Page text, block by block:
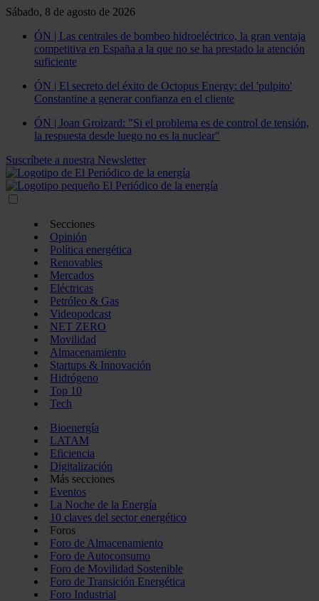
Sábado, 8 de agosto de 2026
ÓN | Las centrales de bombeo hidroeléctrico, la gran ventaja
competitiva en España a la que no se ha prestado la atención
suficiente
ÓN | El secreto del éxito de Octopus Energy: del 'pulpito'
Constantine a generar confianza en el cliente
ÓN | Joan Groizard: "Si el problema es de control de tensión,
la respuesta desde luego no es la nuclear"
Suscríbete a nuestra Newsletter
Secciones
Opinión
Política energética
Renovables
Mercados
Eléctricas
Petróleo & Gas
Videopodcast
NET ZERO
Movilidad
Almacenamiento
Startups & Innovación
Hidrógeno
Top 10
Tech
Bioenergía
LATAM
Eficiencia
Digitalización
Más secciones
Eventos
La Noche de la Energía
10 claves del sector energético
Foros
Foro de Almacenamiento
Foro de Autoconsumo
Foro de Movilidad Sostenible
Foro de Transición Energética
Foro Industrial